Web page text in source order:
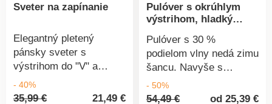
Sveter na zapínanie
Elegantný pletený
pánsky sveter s
výstrihom do "V" a
gombíkovou légou. Má
dlhé rukávy a 2 vrecká
- 40%
35,99 €
21,49 €
Pulóver s okrúhlym
výstrihom, hladký
vlny
Pulóver s 30 %
podielom vlny nedá zimu
šancu. Navyše s
pekným hladkým
vzorom. Príjemne sa
- 50%
54,49 €
od 25,39 €